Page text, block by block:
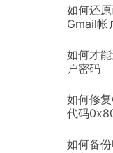
如何还
Gmail帐
如何才
户密码
如何修
代码
如何备